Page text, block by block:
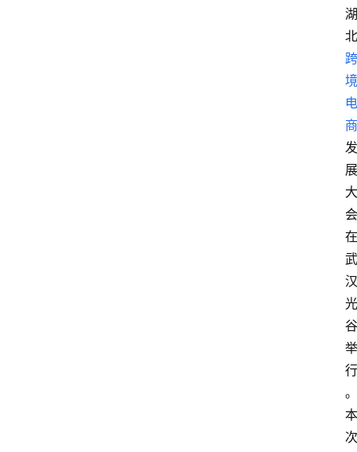
湖
北
跨
境
电
商
发
展
大
会
在
武
汉
光
谷
举
行
。
本
次